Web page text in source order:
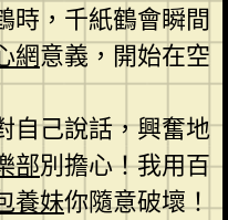
時，千紙鶴會瞬間
網意義，開始在空
自己說話，興奮地
部別擔心！我用百
養妹你隨意破壞！